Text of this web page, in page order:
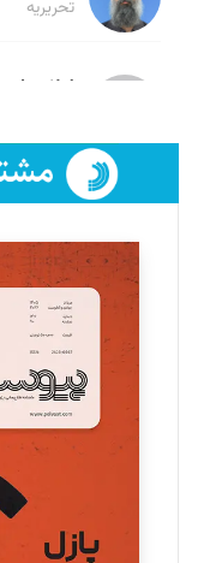
تحریریه
لیلا حنارود
فائزه
تحریریه
سروش
تحریریه
مینا
یسنا